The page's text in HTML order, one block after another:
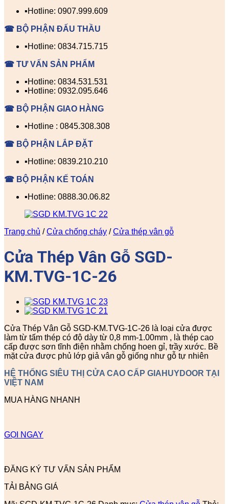
▪️Hotline: 0907.999.609
☎ BỘ PHẬN ĐẤU THẦU
▪️Hotline: 0834.715.715
☎ TƯ VẤN SẢN PHẨM
▪️Hotline: 0834.531.531
▪️Hotline: 0932.095.646
☎ BỘ PHẬN GIAO HÀNG
▪️Hotline : 0845.308.308
☎ BỘ PHẬN LẮP ĐẶT
▪️Hotline: 0839.210.210
☎ BỘ PHẬN KẾ TOÁN
▪️Hotline: 0888.30.06.82
Trang chủ / Cửa chống cháy / Cửa thép vân gỗ
Cửa Thép Vân Gỗ SGD-
KM.TVG-1C-26
Cửa Thép Vân Gỗ SGD-KM.TVG-1C-26 là loại cửa được
làm từ tấm thép có độ dày từ 0,8 mm-1.00mm , là thép cao
cấp được sơn tĩnh điện nhằm chống hoen gỉ, trầy xước. Bề
mặt cửa được phủ lớp giả vân gỗ giống như gỗ tự nhiên
HỆ THỐNG SIÊU THỊ CỬA CAO CẤP GIAHUYDOOR TẠI
VIỆT NAM
MUA HÀNG NHANH
GỌI NGAY
ĐĂNG KÝ TƯ VẤN SẢN PHẨM
TẢI BẢNG GIÁ